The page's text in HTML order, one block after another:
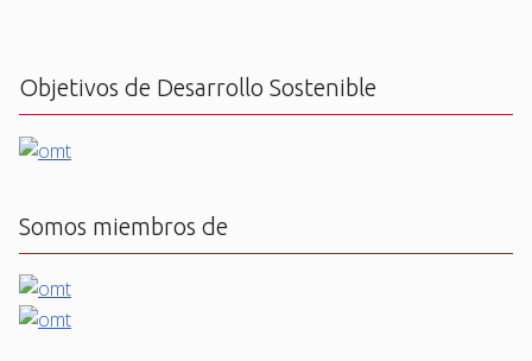
Objetivos de Desarrollo Sostenible
Somos miembros de